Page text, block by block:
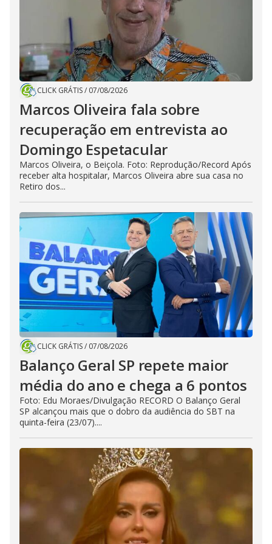
CLICK GRÁTIS/ 07/08/2026
Marcos Oliveira fala sobre
recuperação em entrevista ao
Domingo Espetacular
Marcos Oliveira, o Beiçola. Foto: Reprodução/Record Após
receber alta hospitalar, Marcos Oliveira abre sua casa no
Retiro dos...
CLICK GRÁTIS/ 07/08/2026
Balanço Geral SP repete maior
média do ano e chega a 6 pontos
Foto: Edu Moraes/Divulgação RECORD O Balanço Geral
SP alcançou mais que o dobro da audiência do SBT na
quinta-feira (23/07)....